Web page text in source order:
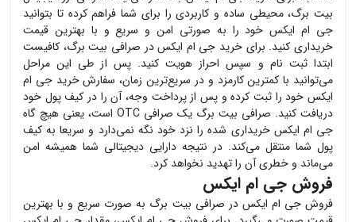
بیت برگ، محیطی ساده و کاربردی را برای شما فراهم کرده تا بتوانید
جی ام ایکسخود را به صورتی امن و سریع و با بهترین قیمت
خریداری کنید. برای خرید جی ام ایکسدر صرافی بیت برگ، کافیست
ابتدا ثبت نام و سپس احراز هویت کنید. پس از طی این مراحل
می‌توانید با کمترین کارمزد و در سریع‌ترین زمان، سفارش خرید جی ام
ایکس خود را ثبت کرده و پس از پرداخت وجه، آن را در کیف پول خود
دریافت کنید. صرافی بیت برگ یک صرافی OTC است، یعنی هیچ گاه
جی ام ایکس خریداری شده را نزد خود نگه نمی‌دارد و سریعا به کیف
پول شما منتقل می‌کند. در نتیجه دارایی دیجیتالی شما همیشه امن
می‌ماند و خطری آن را تهدید نخواهد کرد.
فروش جی ام ایکس
فروشجی ام ایکس در صرافی بیت برگ به صورت سریع و با بهترین